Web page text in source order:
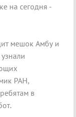
на сегодня -
мешок Амбу и
РАН,
в